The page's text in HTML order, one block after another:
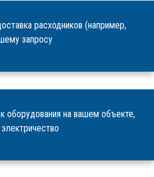
расходников (например,
запросу
оборудования на вашем объекте,